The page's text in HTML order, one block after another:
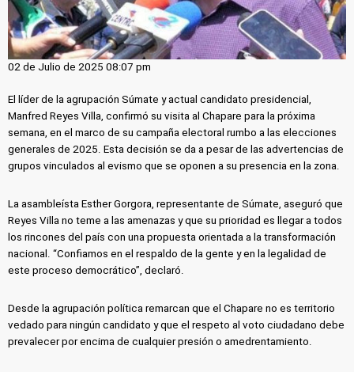
02 de Julio de 2025 08:07 pm
El líder de la agrupación Súmate y actual candidato presidencial,
Manfred Reyes Villa, confirmó su visita al Chapare para la próxima
semana, en el marco de su campaña electoral rumbo a las elecciones
generales de 2025. Esta decisión se da a pesar de las advertencias de
grupos vinculados al evismo que se oponen a su presencia en la zona.
La asambleísta Esther Gorgora, representante de Súmate, aseguró que
Reyes Villa no teme a las amenazas y que su prioridad es llegar a todos
los rincones del país con una propuesta orientada a la transformación
nacional. “Confiamos en el respaldo de la gente y en la legalidad de
este proceso democrático”, declaró.
Desde la agrupación política remarcan que el Chapare no es territorio
vedado para ningún candidato y que el respeto al voto ciudadano debe
prevalecer por encima de cualquier presión o amedrentamiento.